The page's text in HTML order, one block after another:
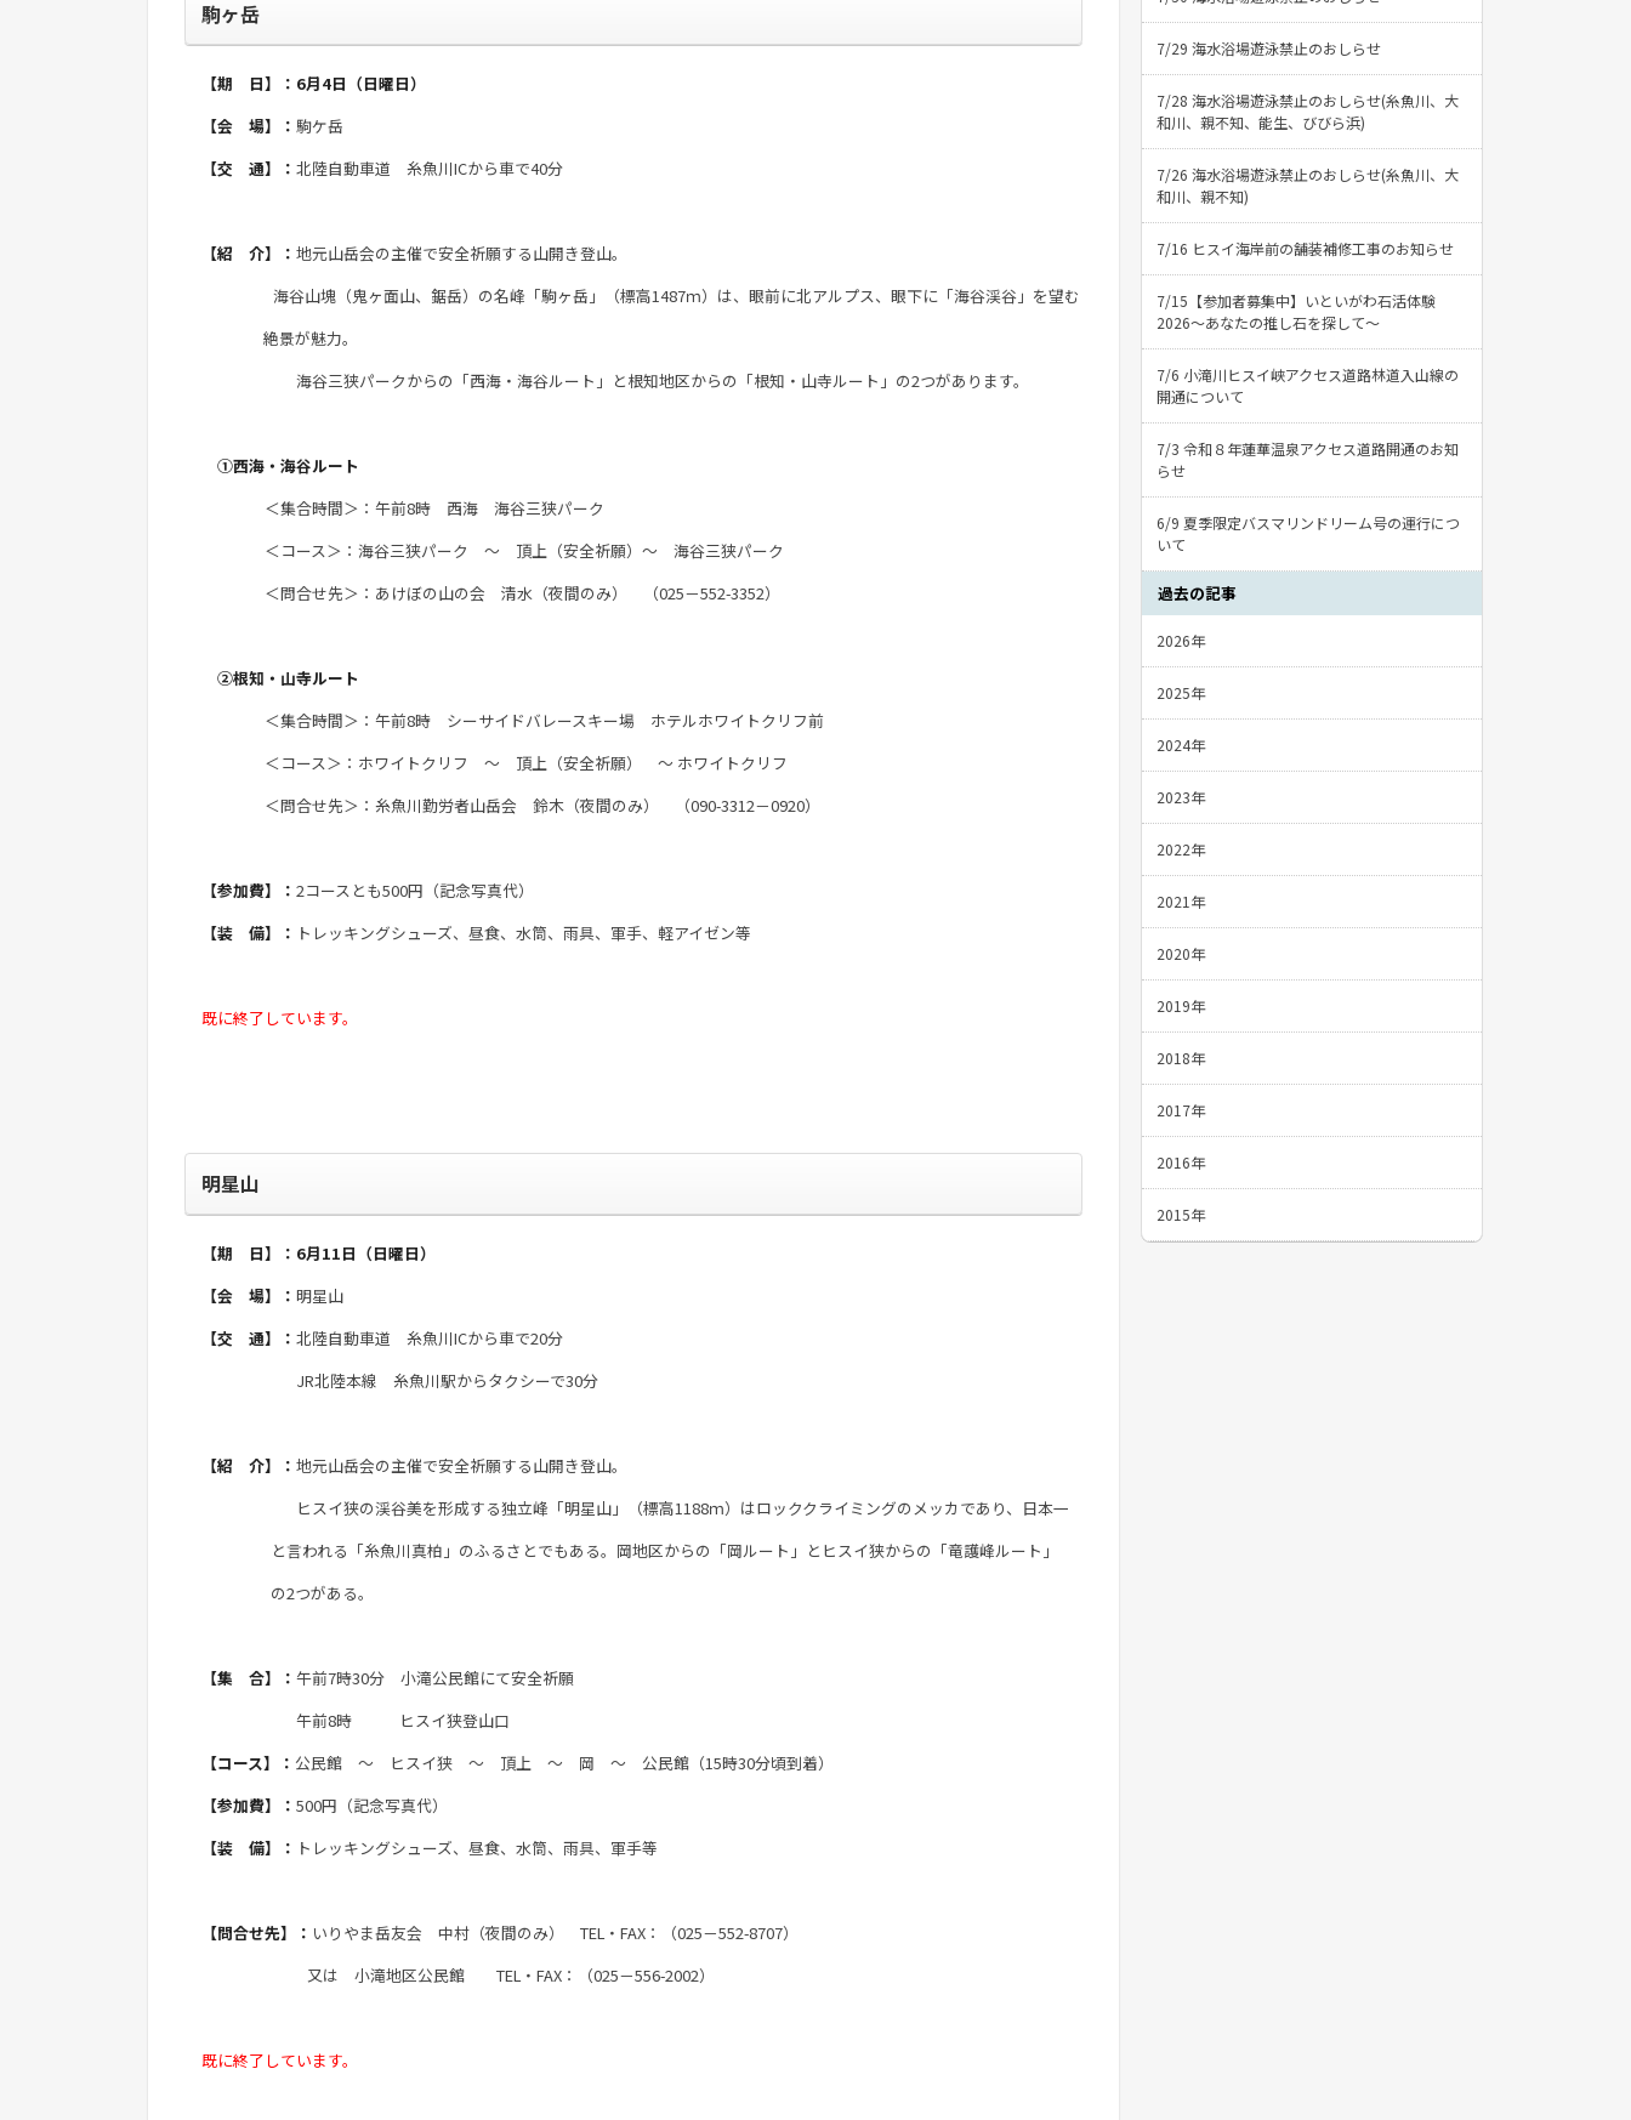
駒ヶ岳
【期 日】：6月4日（日曜日）
【会 場】： 駒ケ岳
【交 通】： 北陸自動車道 糸魚川ICから車で40分
【紹 介】： 地元山岳会の主催で安全祈願する山開き登山。
海谷山塊（鬼ヶ面山、鋸岳）の名峰「駒ヶ岳」（標高1487ｍ）は、眼前に北アルプス、眼下に「海谷渓谷」を望む
絶景が魅力。
海谷三狭パークからの「西海・海谷ルート」と根知地区からの「根知・山寺ルート」の2つがあります。
①西海・海谷ルート
＜集合時間＞：午前8時 西海 海谷三狭パーク
＜コース＞：海谷三狭パーク ～ 頂上（安全祈願）～ 海谷三狭パーク
＜問合せ先＞：あけぼの山の会 清水（夜間のみ） （025－552-3352）
②根知・山寺ルート
＜集合時間＞：午前8時 シーサイドバレースキー場 ホテルホワイトクリフ前
＜コース＞：ホワイトクリフ ～ 頂上（安全祈願） ～ ホワイトクリフ
＜問合せ先＞：糸魚川勤労者山岳会 鈴木（夜間のみ） （090-3312－0920）
【参加費】： 2コースとも500円（記念写真代）
【装 備】： トレッキングシューズ、昼食、水筒、雨具、軍手、軽アイゼン等
既に終了しています。
明星山
【期 日】：6月11日（日曜日）
【会 場】： 明星山
【交 通】： 北陸自動車道 糸魚川ICから車で20分
JR北陸本線 糸魚川駅からタクシーで30分
【紹 介】： 地元山岳会の主催で安全祈願する山開き登山。
ヒスイ狭の渓谷美を形成する独立峰「明星山」（標高1188ｍ）はロッククライミングのメッカであり、日本一
と言われる「糸魚川真柏」のふるさとでもある。岡地区からの「岡ルート」とヒスイ狭からの「竜護峰ルート」
の2つがある。
【集 合】： 午前7時30分 小滝公民館にて安全祈願
午前8時 ヒスイ狭登山口
【コース】： 公民館 ～ ヒスイ狭 ～ 頂上 ～ 岡 ～ 公民館（15時30分頃到着）
【参加費】： 500円（記念写真代）
【装 備】： トレッキングシューズ、昼食、水筒、雨具、軍手等
【問合せ先】： いりやま岳友会 中村（夜間のみ） TEL・FAX：（025－552-8707）
又は 小滝地区公民館 TEL・FAX：（025－556-2002）
既に終了しています。
7/29 海水浴場遊泳禁止のおしらせ
7/28 海水浴場遊泳禁止のおしらせ(糸魚川、大
和川、親不知、能生、びびら浜)
7/26 海水浴場遊泳禁止のおしらせ(糸魚川、大
和川、親不知)
7/16 ヒスイ海岸前の舗装補修工事のお知らせ
7/15【参加者募集中】いといがわ石活体験
2026〜あなたの推し石を探して〜
7/6 小滝川ヒスイ峡アクセス道路林道入山線の
開通について
7/3 令和８年蓮華温泉アクセス道路開通のお知
らせ
6/9 夏季限定バスマリンドリーム号の運行につ
いて
過去の記事
2026年
2025年
2024年
2023年
2022年
2021年
2020年
2019年
2018年
2017年
2016年
2015年